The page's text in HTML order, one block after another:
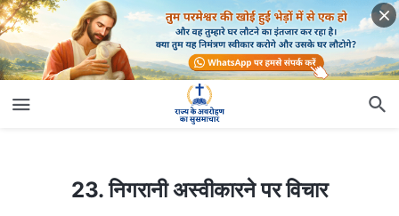
23. निगरानी अस्वीकारने पर विचार